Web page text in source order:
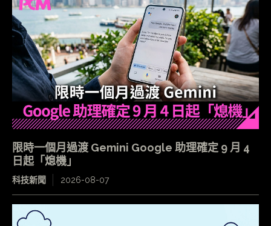
限時一個月過渡 Gemini Google 助理確定 9 月 4
日起「熄機」
科技新聞 2026-08-07